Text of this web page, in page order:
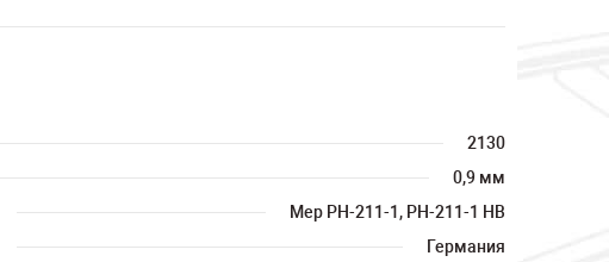
2130
0,9 мм
Mep PH-211-1, PH-211-1 HB
Германия